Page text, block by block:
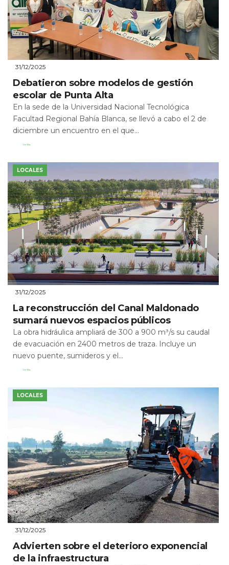
31/12/2025
Debatieron sobre modelos de gestión
escolar de Punta Alta
En la sede de la Universidad Nacional Tecnológica
Facultad Regional Bahía Blanca, se llevó a cabo el 2 de
diciembre un encuentro en el que...
Leer Más
LOCALES
31/12/2025
La reconstrucción del Canal Maldonado
sumará nuevos espacios públicos
La obra hidráulica ampliará de 300 a 900 m³/s su caudal
de evacuación en 2400 metros de traza. Incluye un
nuevo puente, sumideros y el...
Leer Más
LOCALES
31/12/2025
Advierten sobre el deterioro exponencial
de la infraestructura